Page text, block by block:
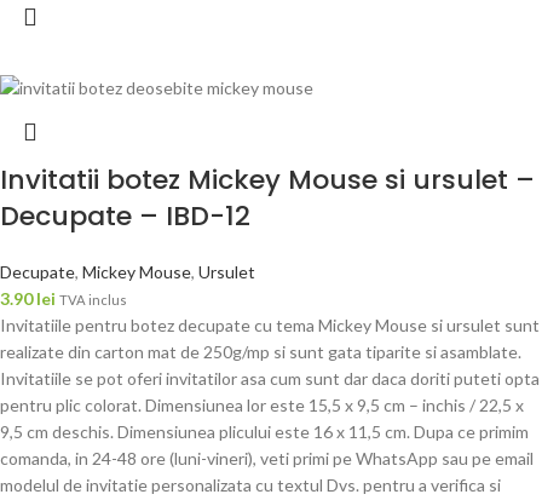
Invitatii botez Mickey Mouse si ursulet –
Decupate – IBD-12
Decupate, Mickey Mouse, Ursulet
3.90lei TVA inclus
Invitatiile pentru botez decupate cu tema Mickey Mouse si ursulet sunt
realizate din carton mat de 250g/mp si sunt gata tiparite si asamblate.
Invitatiile se pot oferi invitatilor asa cum sunt dar daca doriti puteti opta
pentru plic colorat. Dimensiunea lor este 15,5 x 9,5 cm – inchis / 22,5 x
9,5 cm deschis. Dimensiunea plicului este 16 x 11,5 cm. Dupa ce primim
comanda, in 24-48 ore (luni-vineri), veti primi pe WhatsApp sau pe email
modelul de invitatie personalizata cu textul Dvs. pentru a verifica si